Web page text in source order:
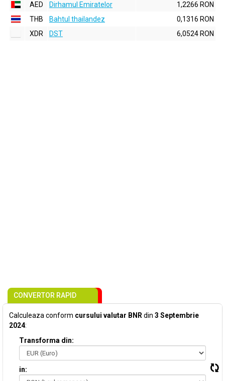
AED
Dirhamul Emiratelor
1,2266 RON
THB
Bahtul thailandez
0,1316 RON
XDR
DST 6,0524 RON
CONVERTOR RAPID
Calculeaza conform cursului valutar BNR din 3 Septembrie
2024:
Transforma din:
in: